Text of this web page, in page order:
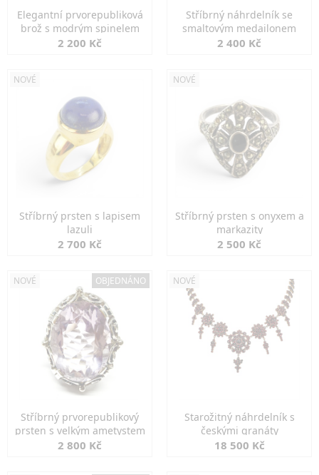
Elegantní prvorepubliková
brož s modrým spinelem
2 200 Kč
Stříbrný náhrdelník se
smaltovým medailonem
2 400 Kč
NOVÉ
Stříbrný prsten s lapisem
lazuli
2 700 Kč
NOVÉ
Stříbrný prsten s onyxem a
markazity
2 500 Kč
NOVÉ OBJEDNÁNO
Stříbrný prvorepublikový
prsten s velkým ametystem
2 800 Kč
NOVÉ
Starožitný náhrdelník s
českými granáty
18 500 Kč